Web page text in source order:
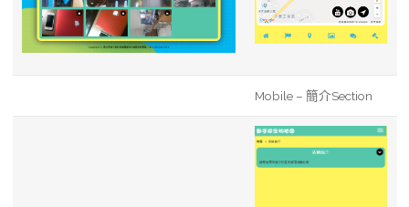
Mobile – 簡介Section